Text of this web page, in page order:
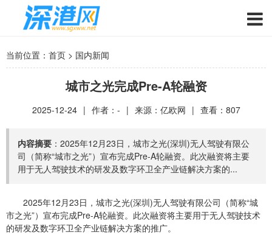
当前位置： 首页 > 国内新闻
城市之光完成Pre-A轮融资
2025-12-24 | 作者：- | 来源：亿欧网 | 查看： 807
内容摘要 ：2025年12月23日，城市之光(深圳)无人驾驶有限公
司（简称“城市之光”）宣布完成Pre-A轮融资。此次融资将主要
用于无人驾驶技术的研发及数字环卫全产业链解决方案的...
2025年12月23日，城市之光(深圳)无人驾驶有限公司（简称“城
市之光”）宣布完成Pre-A轮融资。此次融资将主要用于无人驾驶技术
的研发及数字环卫全产业链解决方案的推广。